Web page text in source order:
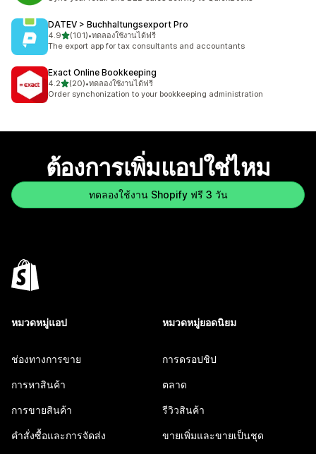
DATEV > Buchhaltungsexport Pro
4.9เต็ม 5 ดาว
(101)
ทั้งหมด 101 รีวิว
•ทดลองใช้งานได้ฟรี
The export app for tax consultants and accountants
Exact Online Bookkeeping
4.2เต็ม 5 ดาว
(20)
ทั้งหมด 20 รีวิว
•ทดลองใช้งานได้ฟรี
Order synchonization to your bookkeeping administration
ต้องการเพิ่มแอปใช่ไหม
ทดลองใช้งาน Shopify ฟรี 3 วัน
หมวดหมู่แอป
ช่องทางการขาย
การหาสินค้า
การขายสินค้า
คำสั่งซื้อและการจัดส่ง
หมวดหมู่ยอดนิยม
การดรอปชิป
ตลาด
รีวิวสินค้า
ขายเพิ่มและขายเป็นชุด